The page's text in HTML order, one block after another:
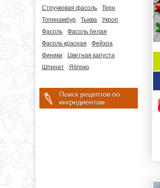
Стручковая фасоль
Терн
Топинамбур
Тыква
Укроп
Фасоль
Фасоль белая
Фасоль красная
Фейхоа
Финики
Цветная капуста
Шпинат
Яблоко
Поиск рецептов по
ингредиентам